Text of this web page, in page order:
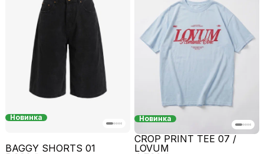
Новинка
BAGGY SHORTS 01
Новинка
CROP PRINT TEE 07 /
LOVUM